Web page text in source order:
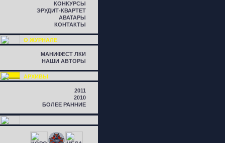
КОНКУРСЫ
ЭРУДИТ-КВАРТЕТ
АВАТАРЫ
КОНТАКТЫ
О ЖУРНАЛЕ
МАНИФЕСТ ЛКИ
НАШИ АВТОРЫ
АРХИВЫ
2011
2010
БОЛЕЕ РАННИЕ